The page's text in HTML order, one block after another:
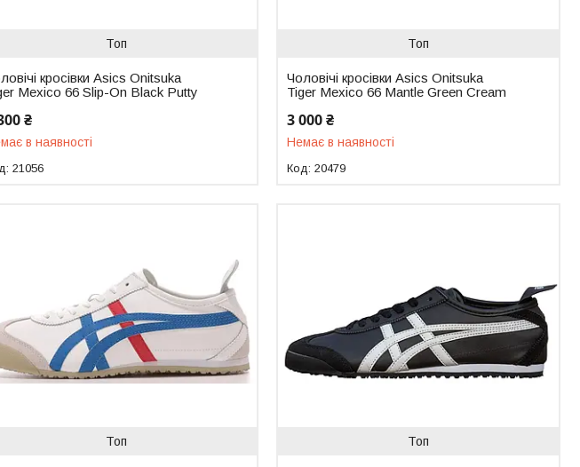
Топ
кросівки Asics Onitsuka
Mexico 66 Slip-On Black Putty
₴
в наявності
21056
Топ
Чоловічі кросівки Asics Onitsuka
Tiger Mexico 66 Mantle Green Cream
3 000 ₴
Немає в наявності
20479
Топ Топ